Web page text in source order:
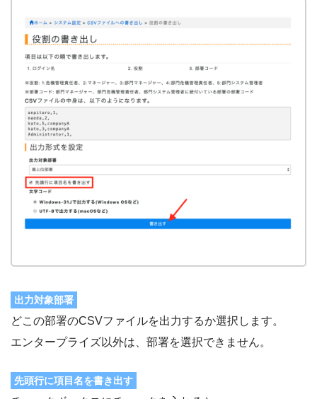
出力対象部署
どこの部署のCSVファイルを出力するか選択します。
エンタープライズ以外は、部署を選択できません。
先頭行に項目名を書き出す